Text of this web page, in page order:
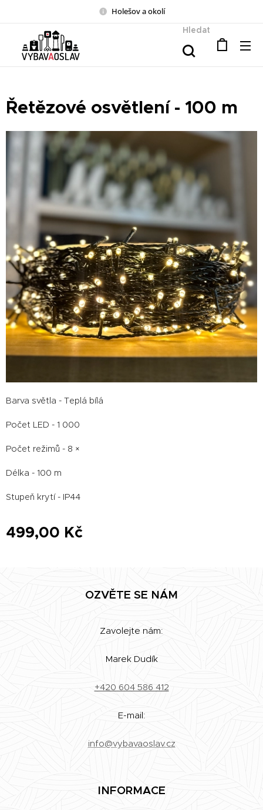
Holešov a okolí
Hledat
Řetězové osvětlení - 100 m
Barva světla - Teplá bílá
Počet LED - 1 000
Počet režimů - 8 ×
Délka - 100 m
Stupeň krytí - IP44
499,00 Kč
OZVĚTE SE NÁM
Zavolejte nám:
Marek Dudík
+420 604 586 412
E-mail:
info@vybavaoslav.cz
INFORMACE